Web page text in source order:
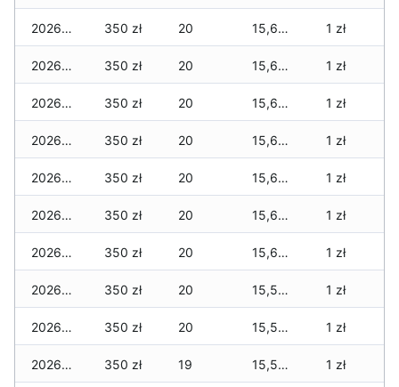
2026-01-14 350 zł 20 15,620 zł 1 zł
2026-01-13 350 zł 20 15,620 zł 1 zł
2026-01-12 350 zł 20 15,620 zł 1 zł
2026-01-11 350 zł 20 15,620 zł 1 zł
2026-01-09 350 zł 20 15,620 zł 1 zł
2026-01-08 350 zł 20 15,620 zł 1 zł
2026-01-07 350 zł 20 15,615 zł 1 zł
2026-01-06 350 zł 20 15,590 zł 1 zł
2026-01-05 350 zł 20 15,590 zł 1 zł
2026-01-04 350 zł 19 15,585 zł 1 zł